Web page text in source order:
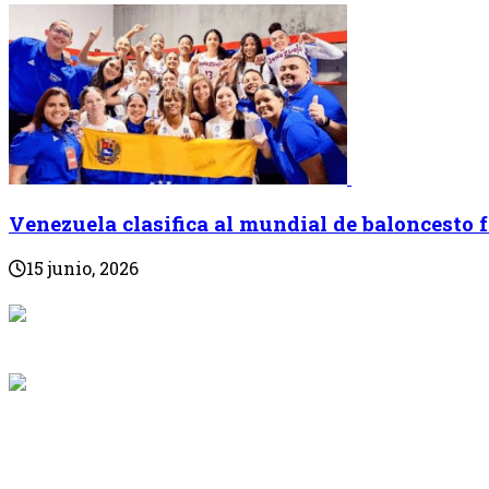
Venezuela clasifica al mundial de baloncesto
15 junio, 2026